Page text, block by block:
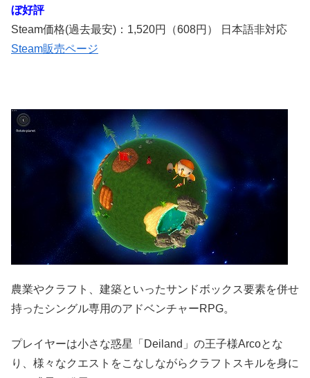
ぼ好評
Steam価格(過去最安)：1,520円（608円） 日本語非対応
Steam販売ページ
農業やクラフト、建築といったサンドボックス要素を併せ
持ったシングル専用のアドベンチャーRPG。
プレイヤーは小さな惑星「Deiland」の王子様Arcoとな
り、様々なクエストをこなしながらクラフトスキルを身に